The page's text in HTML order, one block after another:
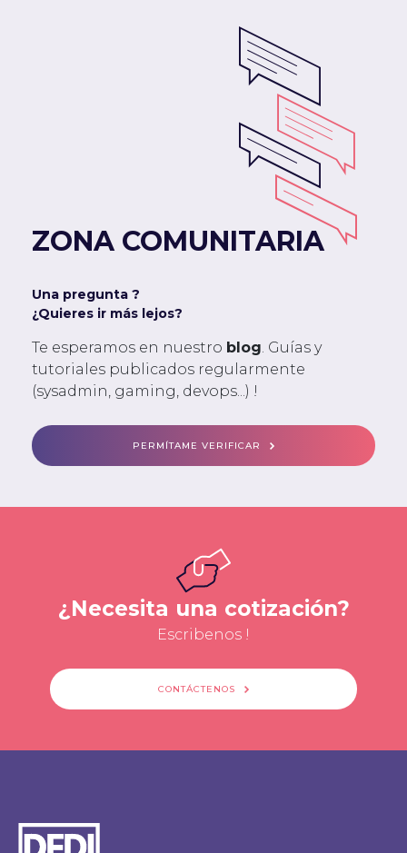
ZONA COMUNITARIA
Una pregunta ?
¿Quieres ir más lejos?
Te esperamos en nuestro blog. Guías y
tutoriales publicados regularmente
(sysadmin, gaming, devops...) !
PERMÍTAME VERIFICAR
¿Necesita una cotización?
Escribenos !
CONTÁCTENOS